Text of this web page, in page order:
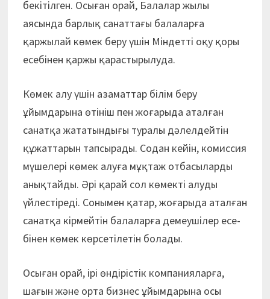
бекітілген. Осыған орай, Балалар жылы
аясында барлық санаттағы балаларға
қаржылай көмек беру үшін Міндетті оқу қоры
есебінен қаржы қарастырылуда.
Көмек алу үшін азаматтар білім беру
ұйымдарына өтініш пен жоғарыда аталған
санатқа жататындығы туралы дәлелдейтін
құжаттарын тапсырады. Содан кейін, комиссия
мүшелері көмек алуға мұқтаж отбасыларды
анықтайды. Әрі қарай сол көмекті алуды
үйлестіреді. Сонымен қатар, жоғарыда аталған
санатқа кір­мейтін балаларға демеушілер есе­
бінен көмек көрсетілетін болады.
Осыған орай, ірі өндірістік компанияларға,
шағын және орта бизнес ұйымдарына осы